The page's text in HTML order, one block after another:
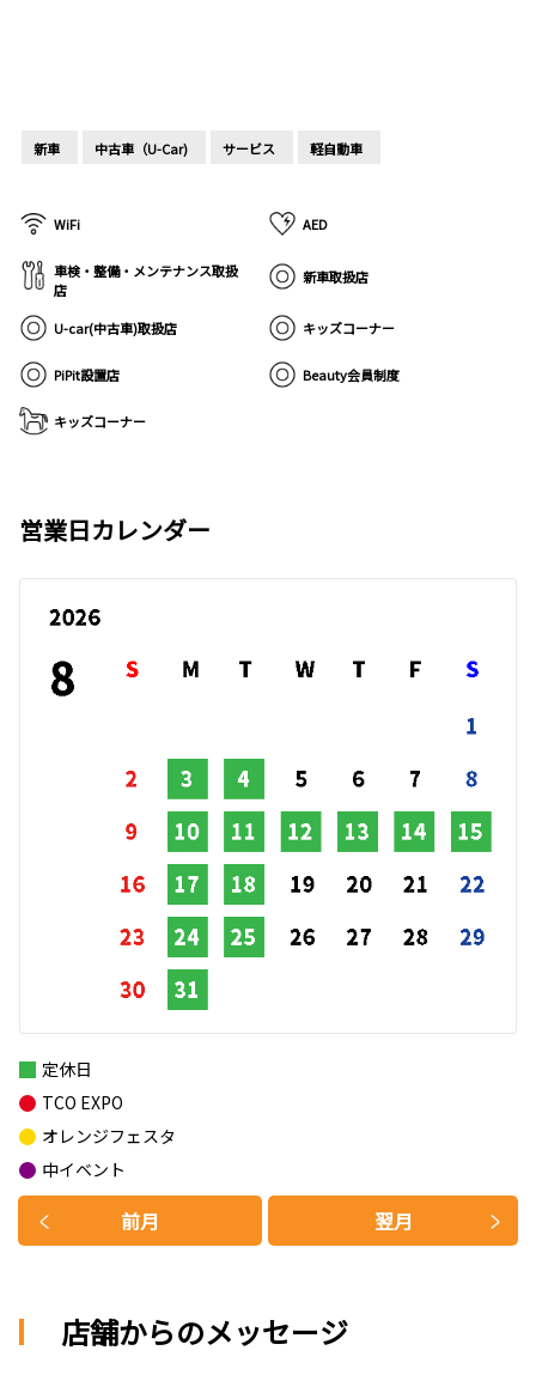
新車 中古車（U-Car) サービス 軽自動車
WiFi AED
車検・整備・メンテナンス取扱
店
新車取扱店
U-car(中古車)取扱店 キッズコーナー
PiPit設置店 Beauty会員制度
キッズコーナー
営業日カレンダー
前月 翌月
定休日
TCO EXPO
オレンジフェスタ
中イベント
店舗からのメッセージ